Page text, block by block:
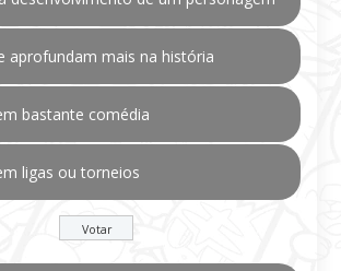
aprofundam mais na história
bastante comédia
ligas ou torneios